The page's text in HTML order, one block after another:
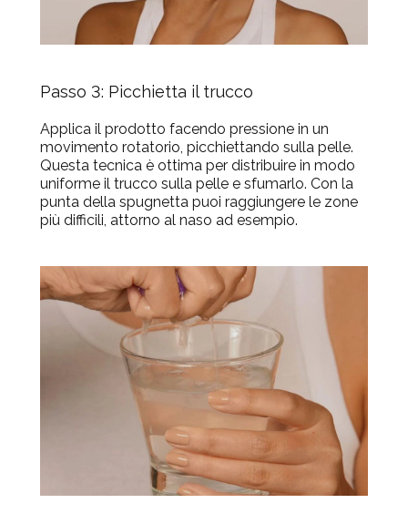
Passo 3: Picchietta il trucco
Applica il prodotto facendo pressione in un
movimento rotatorio, picchiettando sulla pelle.
Questa tecnica è ottima per distribuire in modo
uniforme il trucco sulla pelle e sfumarlo. Con la
punta della spugnetta puoi raggiungere le zone
più difficili, attorno al naso ad esempio.